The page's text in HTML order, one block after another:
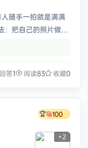
随手一拍就是满满
：把自己的照片做成
自拍，身后是重庆
回答1 阅读83 收藏0
🏆 100
+2